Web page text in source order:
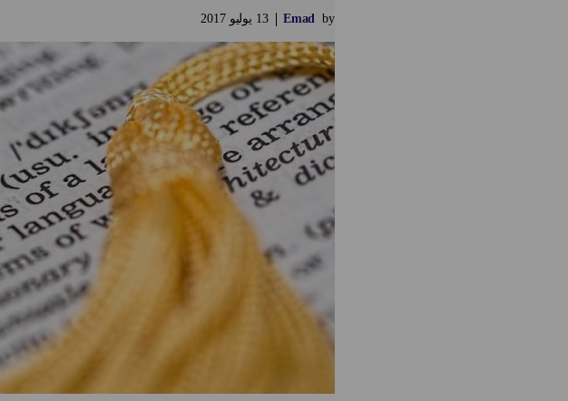
by
Emad
13 يوليو 2017